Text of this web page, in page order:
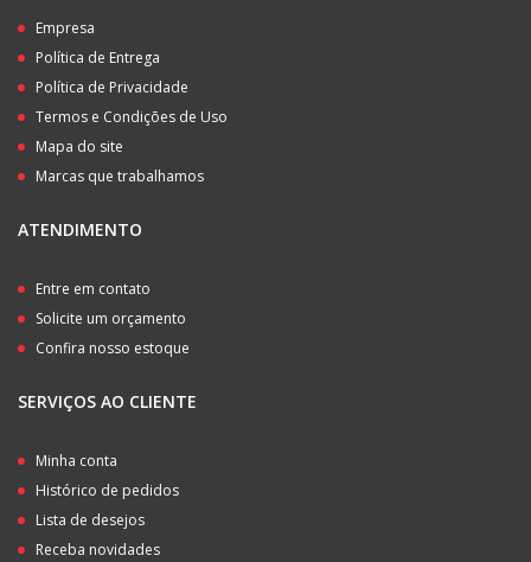
Empresa
Política de Entrega
Política de Privacidade
Termos e Condições de Uso
Mapa do site
Marcas que trabalhamos
ATENDIMENTO
Entre em contato
Solicite um orçamento
Confira nosso estoque
SERVIÇOS AO CLIENTE
Minha conta
Histórico de pedidos
Lista de desejos
Receba novidades